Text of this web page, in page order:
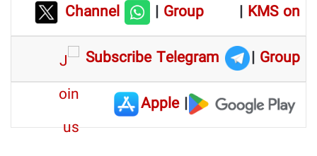
Channel |Group | KMS on
Subscribe Telegram
| Group
|
Apple